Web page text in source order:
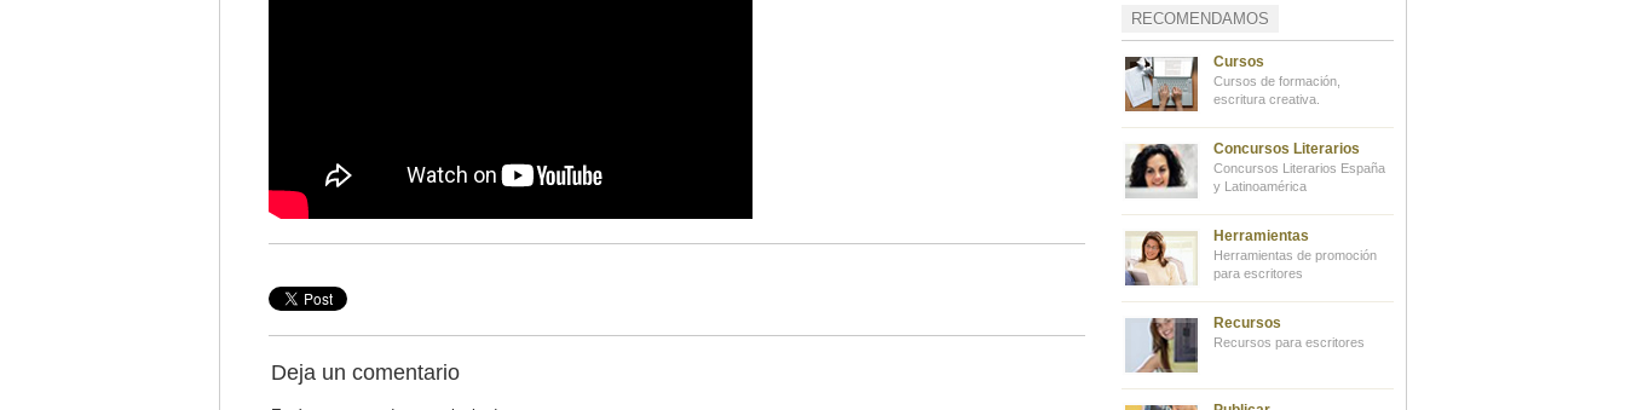
Deja un comentario
RECOMENDAMOS
Cursos
Cursos de formación,
escritura creativa.
Concursos Literarios
Concursos Literarios España
y Latinoamérica
Herramientas
Herramientas de promoción
para escritores
Recursos
Recursos para escritores